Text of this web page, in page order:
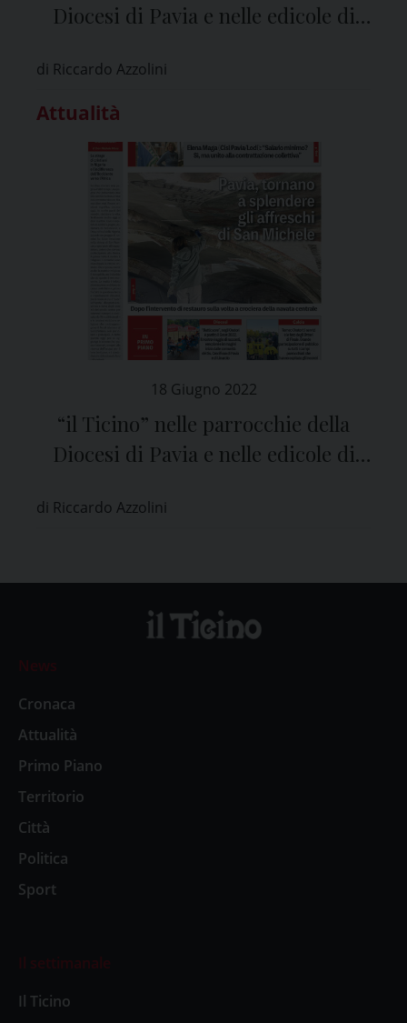
Diocesi di Pavia e nelle edicole di
di Riccardo Azzolini
Attualità
18 Giugno 2022
“il Ticino” nelle parrocchie della
Diocesi di Pavia e nelle edicole di
di Riccardo Azzolini
News
Cronaca
Attualità
Primo Piano
Territorio
Città
Politica
Sport
Il settimanale
Il Ticino